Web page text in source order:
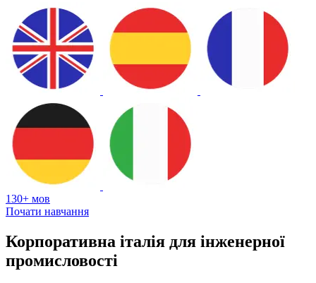
130+ мов
Почати навчання
Корпоративна італія для інженерної
промисловості